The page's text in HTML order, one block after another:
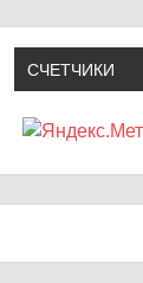
СЧЕТЧИКИ